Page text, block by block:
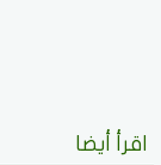
اقرأ أيضا